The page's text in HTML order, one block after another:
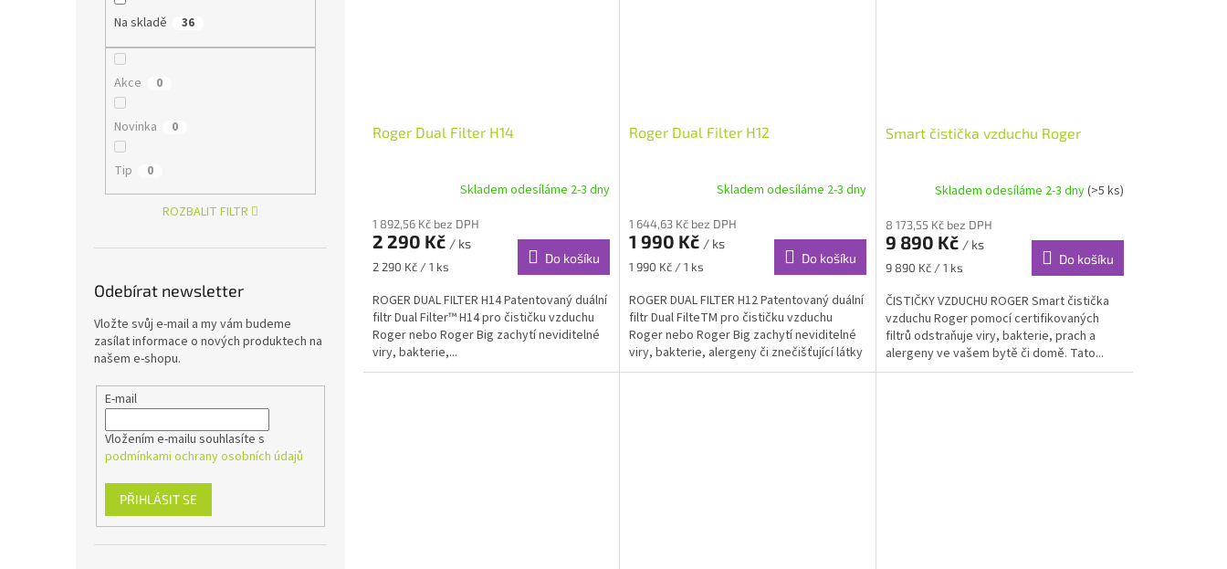
Na skladě 36
Akce 0
Novinka 0
Tip 0
ROZBALIT FILTR
Odebírat newsletter
Vložte svůj e-mail a my vám budeme
zasílat informace o nových produktech na
našem e-shopu.
E-mail
Vložením e-mailu souhlasíte s
podmínkami ochrany osobních údajů
PŘIHLÁSIT SE
Roger Dual Filter H14
Skladem odesíláme 2-3 dny
1 892,56 Kč bez DPH
2 290 Kč / ks
Měrná
2 290 Kč / 1 ks
Do košíku
ROGER DUAL FILTER H14 Patentovaný duální
filtr Dual Filter™ H14 pro čističku vzduchu
Roger nebo Roger Big zachytí neviditelné
viry, bakterie,...
Roger Dual Filter H12
Skladem odesíláme 2-3 dny
1 644,63 Kč bez DPH
1 990 Kč / ks
Měrná
1 990 Kč / 1 ks
Do košíku
ROGER DUAL FILTER H12 Patentovaný duální
filtr Dual FilteTM pro čističku vzduchu
Roger nebo Roger Big zachytí neviditelné
viry, bakterie, alergeny či znečišťující látky
ve...
Smart čistička vzduchu Roger
Skladem odesíláme 2-3 dny(>5 ks)
8 173,55 Kč bez DPH
9 890 Kč / ks
Měrná
9 890 Kč / 1 ks
Do košíku
ČISTIČKY VZDUCHU ROGER Smart čistička
vzduchu Roger pomocí certifikovaných
filtrů odstraňuje viry, bakterie, prach a
alergeny ve vašem bytě či domě. Tato...